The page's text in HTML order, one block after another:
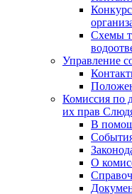
Схемы
Управление
Комиссия по
их прав
В
О